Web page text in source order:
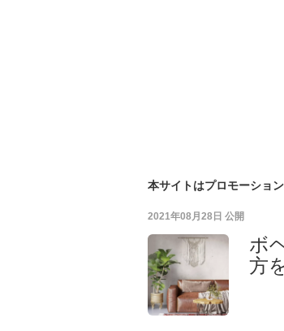
本サイトはプロモーショ
2021年08月28日 公開
ボ
方